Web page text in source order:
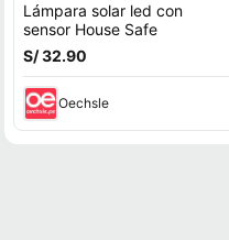
Lámpara solar led con
sensor House Safe
S/ 32.90
Oechsle